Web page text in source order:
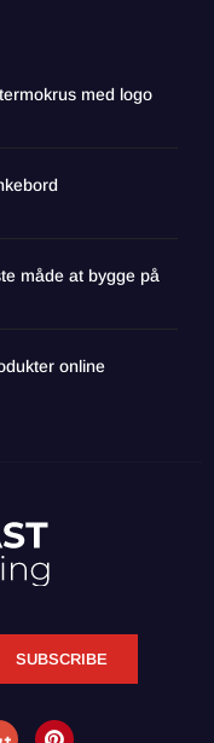
med logo
måde at bygge på
online
SUBSCRIBE